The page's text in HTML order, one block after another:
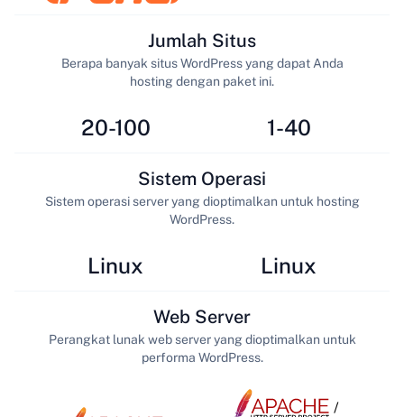
20-100
Jumlah Situs
Berapa banyak situs WordPress yang dapat Anda
hosting dengan paket ini.
1-40
Linux
Sistem Operasi
Sistem operasi server yang dioptimalkan untuk hosting
WordPress.
Linux
Web Server
Perangkat lunak web server yang dioptimalkan untuk
performa WordPress.
/